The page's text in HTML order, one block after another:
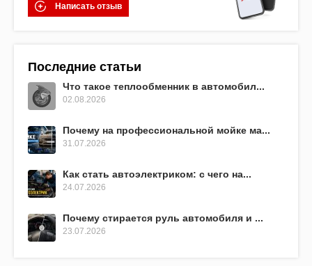
Написать отзыв
Последние статьи
Что такое теплообменник в автомобил...
02.08.2026
Почему на профессиональной мойке ма...
31.07.2026
Как стать автоэлектриком: с чего на...
24.07.2026
Почему стирается руль автомобиля и ...
23.07.2026